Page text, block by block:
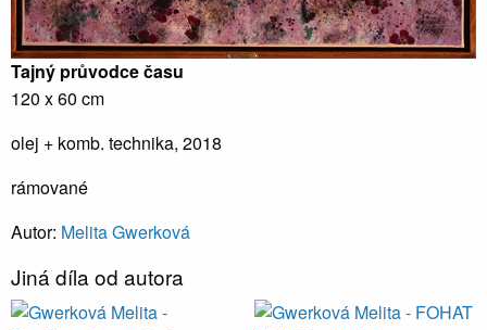
Tajný průvodce času
120 x 60 cm
olej + komb. technika, 2018
rámované
Autor: Melita Gwerková
Jiná díla od autora